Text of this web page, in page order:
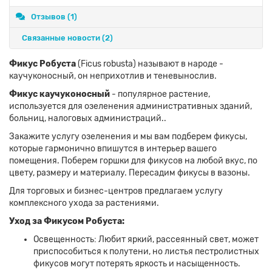
Отзывов (1)
Связанные новости (2)
Фикус Робуста(Ficus robusta) называют в народе -
каучуконосный, он неприхотлив и теневынослив.
Фикус каучуконосный - популярное растение,
используется для озеленения административных зданий,
больниц, налоговых администраций..
Закажите услугу озеленения и мы вам подберем фикусы,
которые гармонично впишутся в интерьер вашего
помещения. Поберем горшки для фикусов на любой вкус, по
цвету, размеру и материалу. Пересадим фикусы в вазоны.
Для торговых и бизнес-центров предлагаем услугу
комплексного ухода за растениями.
Уход за Фикусом Робуста:
Освещенность: Любит яркий, рассеянный свет, может
приспособиться к полутени, но листья пестролистных
фикусов могут потерять яркость и насыщенность.